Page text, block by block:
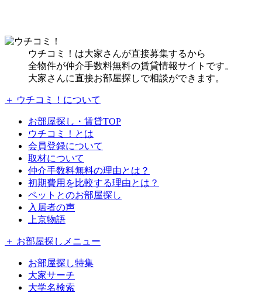
ウチコミ！は大家さんが直接募集するから
全物件が仲介手数料無料の賃貸情報サイトです。
大家さんに直接お部屋探しで相談ができます。
＋ ウチコミ！について
お部屋探し・賃貸TOP
ウチコミ！とは
会員登録について
取材について
仲介手数料無料の理由とは？
初期費用を比較する理由とは？
ペットとのお部屋探し
入居者の声
上京物語
＋ お部屋探しメニュー
お部屋探し特集
大家サーチ
大学名検索